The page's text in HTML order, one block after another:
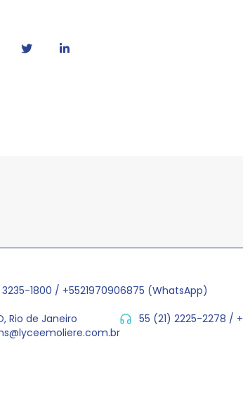
3235-1800 / +5521970906875 (WhatsApp)
Rio de Janeiro
55 (21) 2225-2278 /